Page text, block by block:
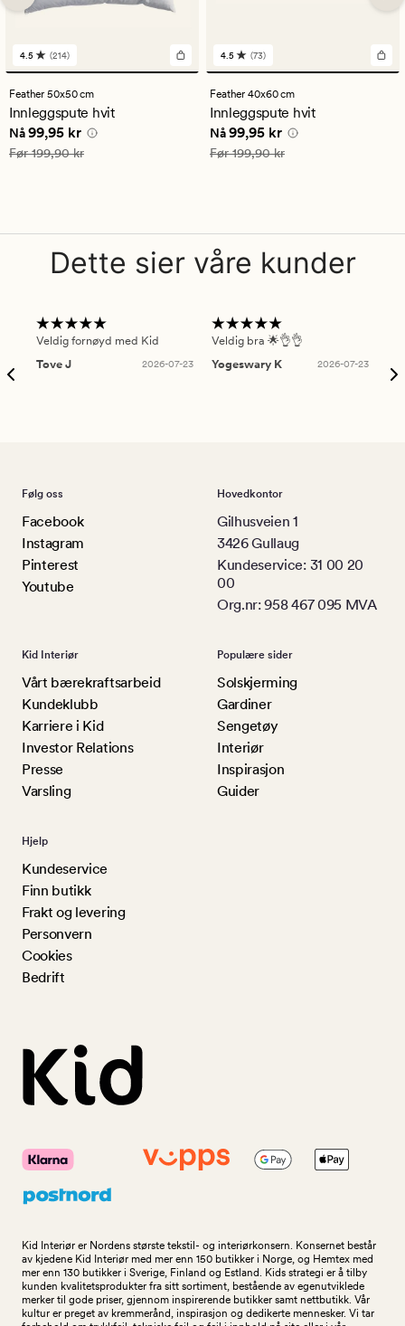
214
anmeldelser
med
en
gjennomsnittlig
vurdering
på
4.5
4.5 (214)
Feather 50x50 cm
Innleggspute hvit
Nåværende pris
Nå99,95 kr
Vanlig pris 199,90 kr
Før199,90 kr
73
anmeldelser
med
en
gjennomsnittlig
vurdering
på
4.5
4.5 (73)
Feather 40x60 cm
Innleggspute hvit
Nåværende pris
Nå99,95 kr
Vanlig pris 199,90 kr
Før199,90 kr
Dette sier våre kunder
Veldig fornøyd med Kid
Tove J
2026-07-23
Veldig bra 🌟👌👌
Yogeswary K
2026-07-23
Følg oss
Facebook
Instagram
Pinterest
Youtube
Hovedkontor
Gilhusveien 1
3426 Gullaug
Kundeservice: 31 00 20
00
Org.nr: 958 467 095 MVA
Kid Interiør
Vårt bærekraftsarbeid
Kundeklubb
Karriere i Kid
Investor Relations
Presse
Varsling
Populære sider
Solskjerming
Gardiner
Sengetøy
Interiør
Inspirasjon
Guider
Hjelp
Kundeservice
Finn butikk
Frakt og levering
Personvern
Cookies
Bedrift
Kid Interiør er Nordens største tekstil- og interiørkonsern. Konsernet består
av kjedene Kid Interiør med mer enn 150 butikker i Norge, og Hemtex med
mer enn 130 butikker i Sverige, Finland og Estland. Kids strategi er å tilby
kunden kvalitetsprodukter fra sitt sortiment, bestående av egenutviklede
merker til gode priser, gjennom inspirerende butikker samt nettbutikk. Vår
kultur er preget av kremmerånd, inspirasjon og dedikerte mennesker. Vi tar